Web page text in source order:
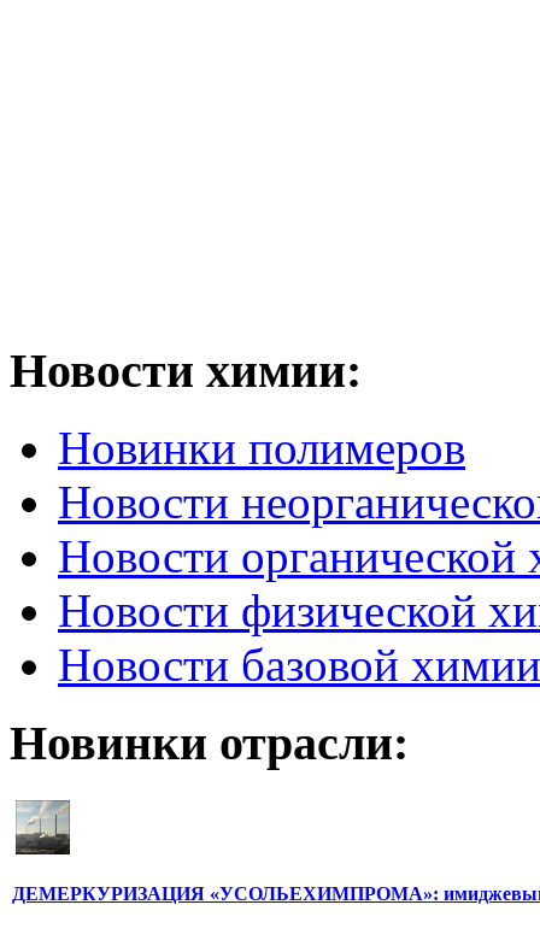
Новости химии:
Новинки полимеров
Новости
Новости органической
Новости физической
Новости базовой химии
Новинки отрасли:
ДЕМЕРКУРИЗАЦИЯ «УСОЛЬЕХИМПРОМА»: имиджевый